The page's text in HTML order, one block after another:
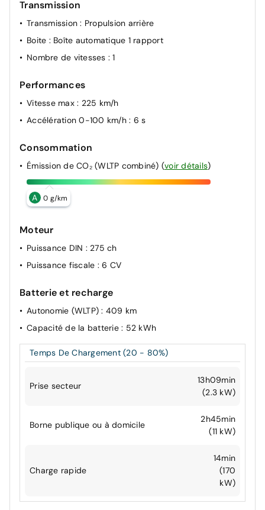
Transmission
Transmission: Propulsion arrière
Boite : Boîte automatique 1 rapport
Nombre de vitesses : 1
Performances
Vitesse max : 225 km/h
Accélération 0-100 km/h : 6 s
Consommation
Émission de CO₂ (WLTP combiné) (voir détails)
A 0 g/km
Moteur
Puissance DIN : 275 ch
Puissance fiscale : 6 CV
Batterie et recharge
Autonomie (WLTP): 409 km
Capacité de la batterie : 52 kWh
Temps De Chargement (20 - 80%)
Prise secteur
13h09min
(2.3 kW)
Borne publique ou à domicile
2h45min
(11 kW)
Charge rapide
14min
(170
kW)